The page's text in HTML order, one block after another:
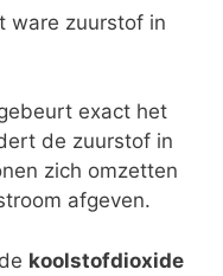
ware zuurstof in
exact het
de zuurstof in
zich omzetten
afgeven.
koolstofdioxide